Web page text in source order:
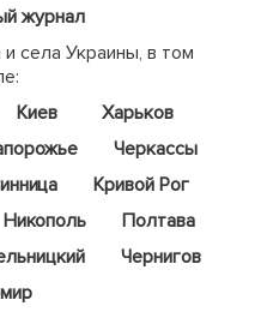
журнал
села Украины, в том
Киев
Харьков
Черкассы
Кривой Рог
Никополь
Полтава
Чернигов